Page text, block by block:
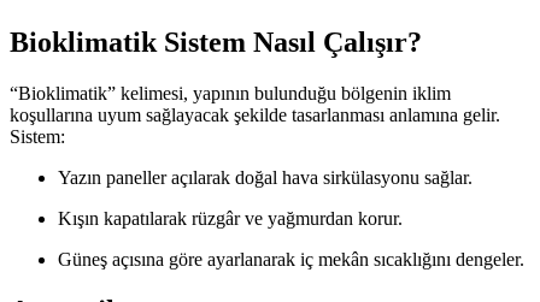
Bioklimatik Sistem Nasıl Çalışır?
“Bioklimatik” kelimesi, yapının bulunduğu bölgenin iklim
koşullarına uyum sağlayacak şekilde tasarlanması anlamına gelir.
Sistem:
Yazın paneller açılarak doğal hava sirkülasyonu sağlar.
Kışın kapatılarak rüzgâr ve yağmurdan korur.
Güneş açısına göre ayarlanarak iç mekân sıcaklığını dengeler.